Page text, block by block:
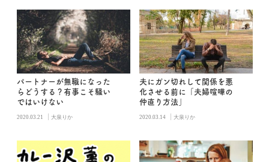
パートナーが無職になった
らどうする？有事こそ騒い
ではいけない
2020.03.21 | 大泉りか
夫にガン切れして関係を悪
化させる前に「夫婦喧嘩の
仲直り方法」
2020.03.14 | 大泉りか